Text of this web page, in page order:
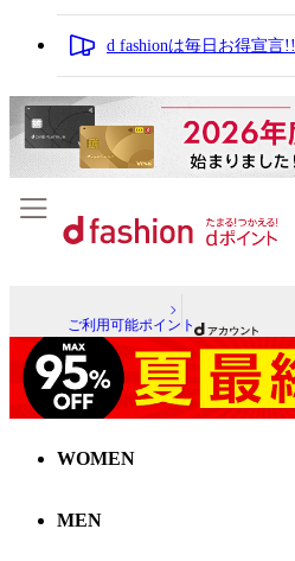
d fashionは毎日お得宣言!!
ご利用可能ポイント
WOMEN
MEN